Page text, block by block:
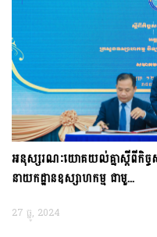
អនុស្សរណៈយោគយល់គ្នាស្តីពីកិច្ចស
នាយកដ្ឋានឧស្សាហកម្ម ជាមួ...
27 ធ្នូ, 2024